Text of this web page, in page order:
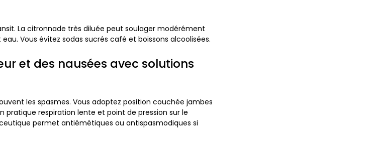
La citronnade très diluée peut soulager modérément
eau. Vous évitez sodas sucrés café et boissons alcoolisées.
et des nausées avec solutions
les spasmes. Vous adoptez position couchée jambes
pratique respiration lente et point de pression sur le
permet antiémétiques ou antispasmodiques si